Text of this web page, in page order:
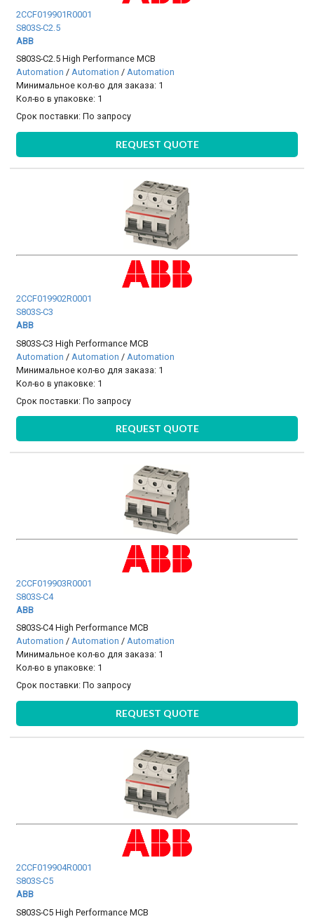
2CCF019901R0001
S803S-C2.5
ABB
S803S-C2.5 High Performance MCB
Automation /Automation /Automation
Минимальное кол-во для заказа: 1
Кол-во в упаковке: 1
Срок поставки:По запросу
REQUEST QUOTE
2CCF019902R0001
S803S-C3
ABB
S803S-C3 High Performance MCB
Automation / Automation / Automation
Минимальное кол-во для заказа: 1
Кол-во в упаковке: 1
Срок поставки:По запросу
REQUEST QUOTE
2CCF019903R0001
S803S-C4
ABB
S803S-C4 High Performance MCB
Automation /Automation /Automation
Минимальное кол-во для заказа: 1
Кол-во в упаковке: 1
Срок поставки:По запросу
REQUEST QUOTE
2CCF019904R0001
S803S-C5
ABB
S803S-C5 High Performance MCB